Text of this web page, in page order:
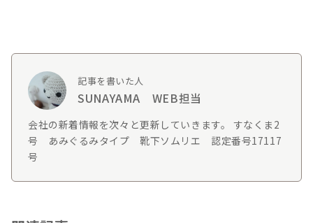
記事を書いた人
SUNAYAMA WEB担当
会社の新着情報を次々と更新していきます。 すなくま2
号 あみぐるみタイプ 靴下ソムリエ 認定番号17117
号